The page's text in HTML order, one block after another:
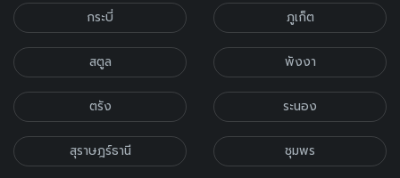
กระบี่ ภูเก็ต
สตูล พังงา
ตรัง ระนอง
สุราษฎร์ธานี ชุมพร